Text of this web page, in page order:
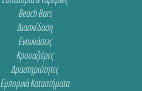
Beach Bars
Διασκέδαση
Ενοικιάσεις
Κρουαζιέρες
Δραστηριότητες
Εμπορικά Καταστήματα